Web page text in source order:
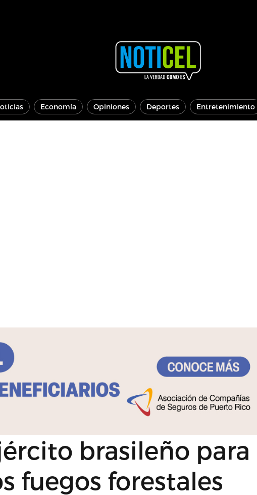
Economía Opiniones Deportes Entretenimiento
brasileño para
fuegos forestales